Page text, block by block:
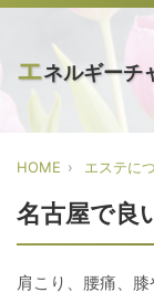
エネルギーチ
HOME エステに
名古屋で良
肩こり、腰痛、